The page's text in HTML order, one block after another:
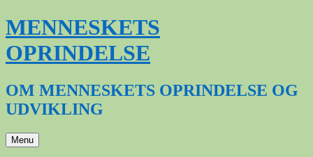
Hop
til
indhold
MENNESKETS
OPRINDELSE
OM MENNESKETS OPRINDELSE OG
UDVIKLING
Menu